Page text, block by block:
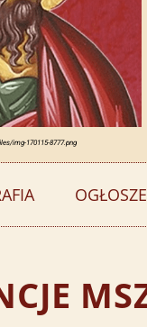
img-170115-8777.png